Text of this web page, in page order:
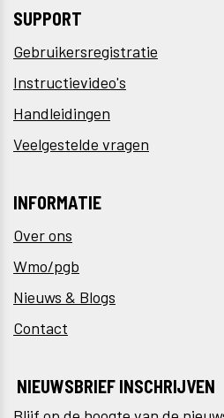
SUPPORT
Gebruikersregistratie
Instructievideo's
Handleidingen
Veelgestelde vragen
INFORMATIE
Over ons
Wmo/pgb
Nieuws & Blogs
Contact
NIEUWSBRIEF INSCHRIJVEN